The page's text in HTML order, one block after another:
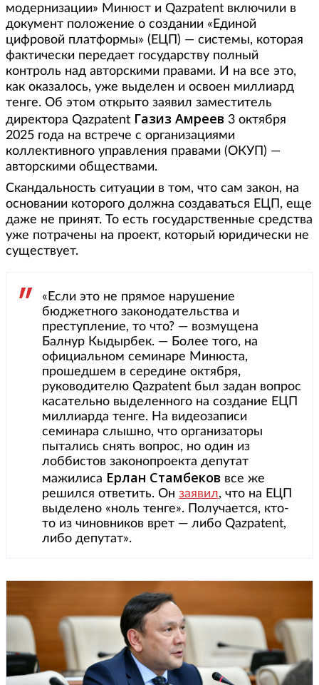
модернизации» Минюст и Qazpatent включили в
документ положение о создании «Единой
цифровой платформы» (ЕЦП) — системы, которая
фактически передает государству полный
контроль над авторскими правами. И на все это,
как оказалось, уже выделен и освоен миллиард
тенге. Об этом открыто заявил заместитель
директора Qazpatent Газиз Амреев 3 октября
2025 года на встрече с организациями
коллективного управления правами (ОКУП) —
авторскими обществами.
Скандальность ситуации в том, что сам закон, на
основании которого должна создаваться ЕЦП, еще
даже не принят. То есть государственные средства
уже потрачены на проект, который юридически не
существует.
«Если это не прямое нарушение
бюджетного законодательства и
преступление, то что? — возмущена
Балнур Кыдырбек. — Более того, на
официальном семинаре Минюста,
прошедшем в середине октября,
руководителю Qazpatent был задан вопрос
касательно выделенного на создание ЕЦП
миллиарда тенге. На видеозаписи
семинара слышно, что организаторы
пытались снять вопрос, но один из
лоббистов законопроекта депутат
мажилиса Ерлан Стамбеков все же
решился ответить. Он заявил, что на ЕЦП
выделено «ноль тенге». Получается, кто-
то из чиновников врет — либо Qazpatent,
либо депутат».